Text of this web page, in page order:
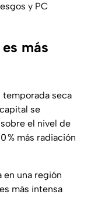
y PC
más
temporada seca
se
el nivel de
% más radiación
en una región
más intensa